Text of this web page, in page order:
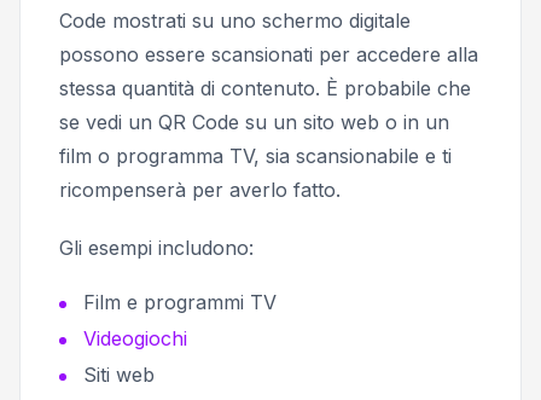
Code mostrati su uno schermo digitale
possono essere scansionati per accedere alla
stessa quantità di contenuto. È probabile che
se vedi un QR Code su un sito web o in un
film o programma TV, sia scansionabile e ti
ricompenserà per averlo fatto.
Gli esempi includono:
Film e programmi TV
Videogiochi
Siti web